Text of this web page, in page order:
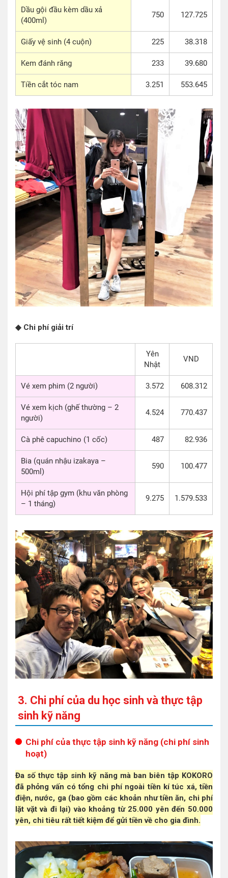
Dầu gội đầu kèm dầu xả
(400ml)
750 127.725
Giấy vệ sinh (4 cuộn) 225 38.318
Kem đánh răng 233 39.680
Tiền cắt tóc nam 3.251 553.645
◆ Chi phí giải trí
Yên
Nhật
VND
Vé xem phim (2 người) 3.572 608.312
Vé xem kịch (ghế thường – 2
người)
4.524 770.437
Cà phê capuchino (1 cốc) 487 82.936
Bia (quán nhậu izakaya –
500ml)
590 100.477
Hội phí tập gym (khu văn phòng
– 1 tháng)
9.275 1.579.533
3. Chi phí của du học sinh và thực tập
sinh kỹ năng
Chi phí của thực tập sinh kỹ năng (chi phí sinh
hoạt)
Đa số thực tập sinh kỹ năng mà ban biên tập KOKORO
đã phỏng vấn có tổng chi phí ngoài tiền kí túc xá, tiền
điện, nước, ga (bao gồm các khoản như tiền ăn, chi phí
lặt vặt và đi lại) vào khoảng từ 25.000 yên đến 50.000
yên, chi tiêu rất tiết kiệm để gửi tiền về cho gia đình.